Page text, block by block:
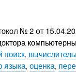
№ 2 от
поиск,
языка, оценка,